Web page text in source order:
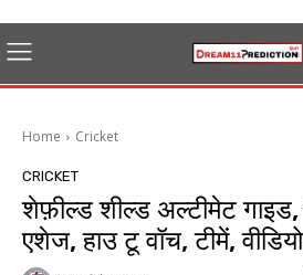
Home Cricket
CRICKET
शेफ़ील्ड शील्ड अल्टीमेट
एशेज, हाउ टू वॉच, टीमें,